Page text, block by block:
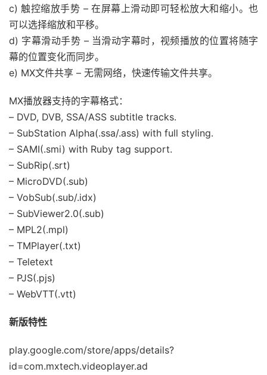
c) 触控缩放手势 – 在屏幕上滑动即可轻松放大和缩小。也
可以选择缩放和平移。
d) 字幕滑动手势 – 当滑动字幕时，视频播放的位置将随字
幕的位置变化而同步。
e) MX文件共享 – 无需网络，快速传输文件共享。
MX播放器支持的字幕格式：
– DVD, DVB, SSA/ASS subtitle tracks.
– SubStation Alpha(.ssa/.ass) with full styling.
– SAMI(.smi) with Ruby tag support.
– SubRip(.srt)
– MicroDVD(.sub)
– VobSub(.sub/.idx)
– SubViewer2.0(.sub)
– MPL2(.mpl)
– TMPlayer(.txt)
– Teletext
– PJS(.pjs)
– WebVTT(.vtt)
新版特性
play.google.com/store/apps/details?
id=com.mxtech.videoplayer.ad